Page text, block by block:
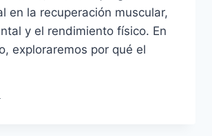
en la recuperación muscular,
y el rendimiento físico. En
exploraremos por qué el